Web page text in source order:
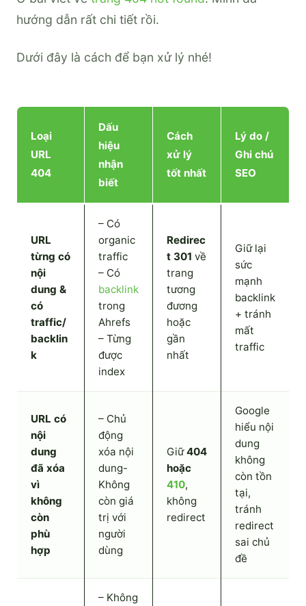
hướng dẫn rất chi tiết rồi.
Dưới đây là cách để bạn xử lý nhé!
Loại
URL
404
Dấu
hiệu
nhận
biết
Cách
xử lý
tốt nhất
Lý do /
Ghi chú
SEO
URL
từng có
nội
dung &
có
traffic/
backlin
k
– Có
organic
traffic
– Có
backlink
trong
Ahrefs
– Từng
được
index
Redirec
t 301 về
trang
tương
đương
hoặc
gần
nhất
Giữ lại
sức
mạnh
backlink
+ tránh
mất
traffic
URL có
nội
dung
đã xóa
vì
không
còn
phù
hợp
– Chủ
động
xóa nội
dung-
Không
còn giá
trị với
người
dùng
Giữ404
hoặc
410,
không
redirect
Google
hiểu nội
dung
không
còn tồn
tại,
tránh
redirect
sai chủ
đề
– Không